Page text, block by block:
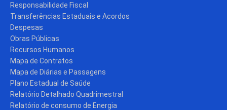
Responsabilidade Fiscal
Transferências Estaduais e Acordos
Despesas
Obras Públicas
Recursos Humanos
Mapa de Contratos
Mapa de Diárias e Passagens
Plano Estadual de Saúde
Relatório Detalhado Quadrimestral
Relatório de consumo de Energia